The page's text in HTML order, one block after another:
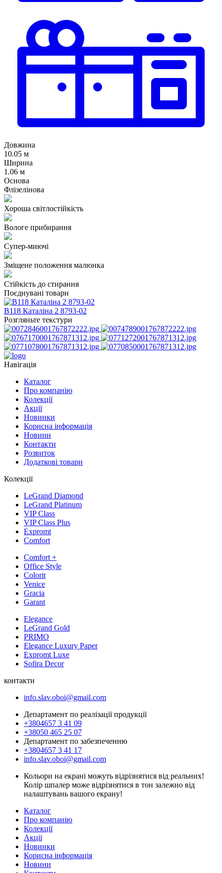
Довжина
10.05 м
Ширина
1.06 м
Основа
Флізелінова
Хороша світлостійкість
Вологе прибирання
Супер-миючі
Зміщене положення малюнка
Стійкість до стирання
Поєднувані товари
В118 Каталіна 2 8793-02
Розгляньте текстури
Навігація
Каталог
Про компанію
Колекції
Акції
Новинки
Корисна інформація
Новини
Контакти
Розвиток
Додаткові товари
Колекції
LeGrand Diamond
LeGrand Platinum
VIP Class
VIP Class Plus
Expromt
Comfort
Comfort +
Office Style
Colorit
Venice
Gracia
Garant
Elegance
LeGrand Gold
PRIMO
Elegance Luxury Paper
Expromt Luxe
Sofira Decor
контакти
info.slav.oboi@gmail.com
Департамент по реалізації продукції
+3804657 3 41 09
+38050 465 25 07
Департамент по забезпеченню
+3804657 3 41 17
info.slav.oboi@gmail.com
Кольори на екрані можуть відрізнятися від реальних!
Колір шпалер може відрізнятися в тон залежно від
налаштувань вашого екрану!
Каталог
Про компанію
Колекції
Акції
Новинки
Корисна інформація
Новини